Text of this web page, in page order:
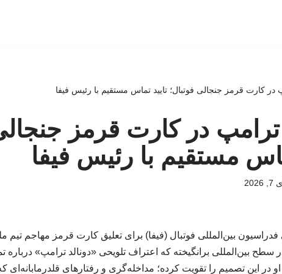
در کارت قرمز جنجالی فوتبال؛ تایید تماس مستقیم با رئیس فیفا
در کارت قرمز
مستقیم با رئیس فیفا
بین‌المللی فوتبال (فیفا) برای تعلیق کارت قرمز مهاجم تیم
سطح بین‌المللی برانگیخته که اعتراف تلویحی «دونالد ترامپ» درباره
در این تصمیم را تقویت کرده؛ مداخله‌گری‌ و رفتارهای